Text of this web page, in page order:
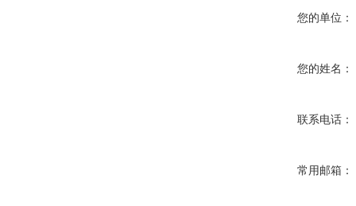
您的单位：
您的姓名：
联系电话：
常用邮箱：